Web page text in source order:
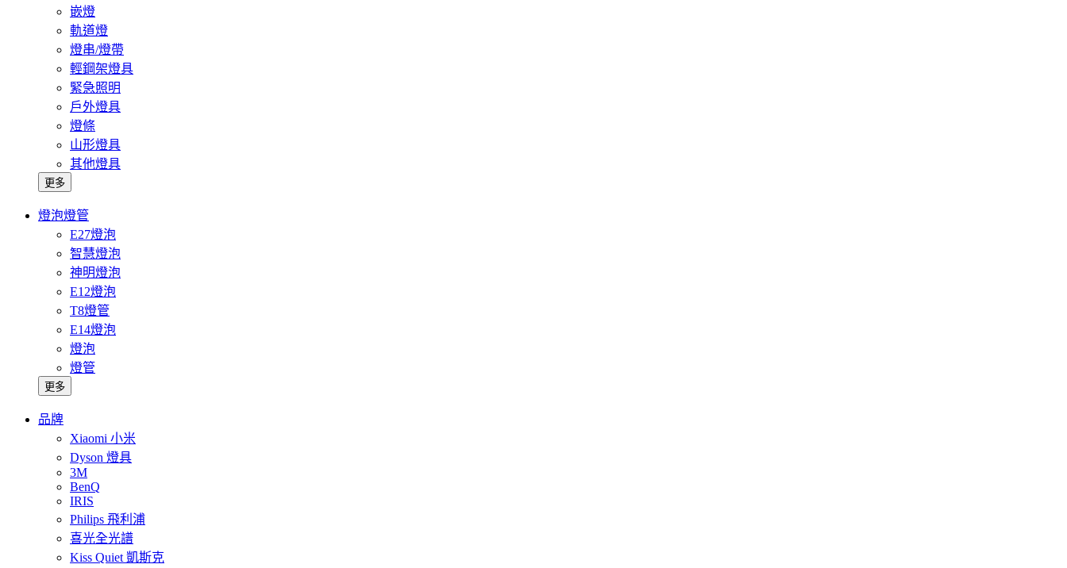
嵌燈
軌道燈
燈串/燈帶
輕鋼架燈具
緊急照明
戶外燈具
燈條
山形燈具
其他燈具
更多
燈泡燈管
E27燈泡
智慧燈泡
神明燈泡
E12燈泡
T8燈管
E14燈泡
燈泡
燈管
更多
品牌
Xiaomi 小米
Dyson 燈具
3M
BenQ
IRIS
Philips 飛利浦
喜光全光譜
Kiss Quiet 凱斯克